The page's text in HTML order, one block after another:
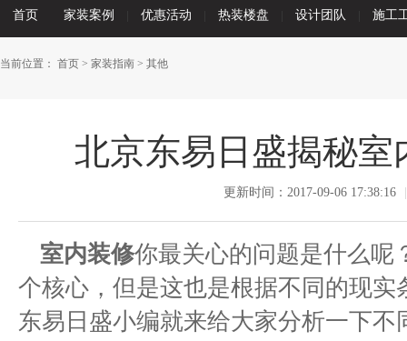
首页 家装案例 优惠活动 热装楼盘 设计团队 施工
当前位置： 首页 > 家装指南 > 其他
北京东易日盛揭秘
更新时间：2017-09-06 17:38:16
室内装修你最关心的问题是什么呢
个核心，但是这也是根据不同的现
东易日盛小编就来给大家分析一下